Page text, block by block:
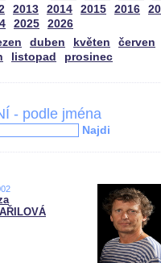
2013 2014 2015 2016
2025 2026
duben květen červen
listopad prosinec
- podle jména
Najdi